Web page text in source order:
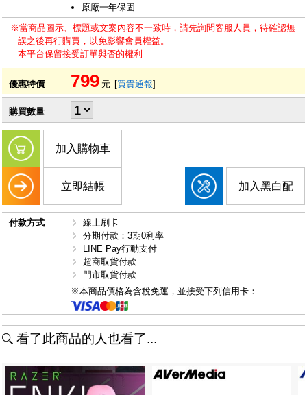
原廠一年保固
※當商品圖示、標題或文案內容不一致時，請先詢問客服人員，待確認無
誤之後再行購買，以免影響會員權益。
本平台保留接受訂單與否的權利
優惠特價 799 元 [買貴通報]
購買數量
加入購物車
立即結帳 加入黑白配
付款方式
線上刷卡
分期付款：3期0利率
LINE Pay行動支付
超商取貨付款
門市取貨付款
※本商品價格為含稅免運，並接受下列信用卡：
看了此商品的人也看了...